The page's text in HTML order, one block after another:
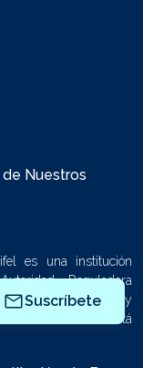
Nuestros
es una institución
Reguladora
con las leyes y
este sitio web está
Suscríbete